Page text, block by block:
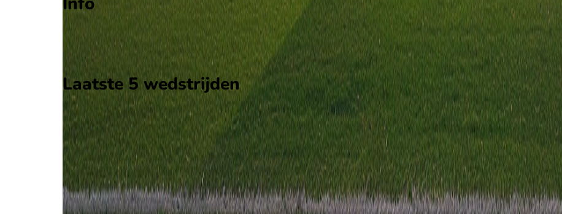
Op 26 april 2026 gaat Crema de strijd aan met Correggese. De wedstrijd wordt afgetrapt om 13:00 en wordt
Stadion: Onbekend
Scheidsrechter: Onbekend
Laatste 5 wedstrijden
H2H
Crema
Correggese
26 apr
2026
Crema
Correggese
0 0
14 dec2025